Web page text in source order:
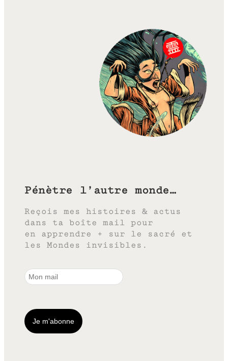
Pénètre l’autre monde…
Reçois mes histoires & actus
dans ta boîte mail pour
en apprendre + sur le sacré et
les Mondes invisibles.